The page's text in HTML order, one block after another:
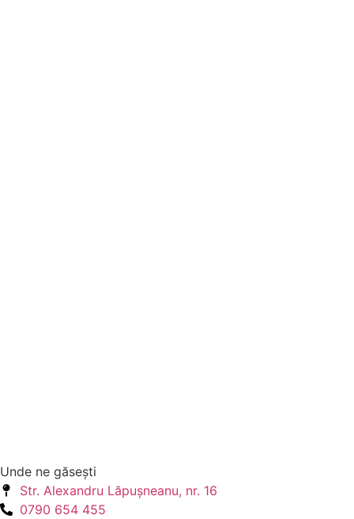
Unde ne găseşti
Str. Alexandru Lăpuşneanu, nr. 16
0790 654 455